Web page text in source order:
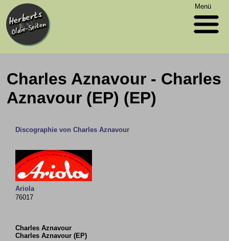
Menü
Charles Aznavour - Charles
Aznavour (EP) (EP)
Discographie von Charles Aznavour
Ariola
76017
Charles Aznavour
Charles Aznavour (EP)